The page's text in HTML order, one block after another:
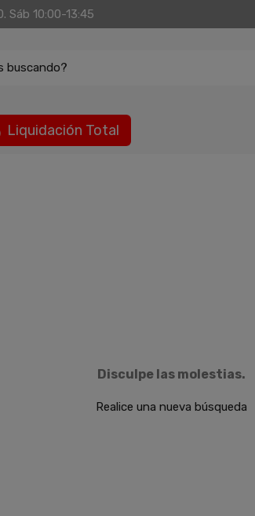
Sáb 10:00-13:45
buscando?
Liquidación Total
Disculpe las molestias.
Realice una nueva búsqueda